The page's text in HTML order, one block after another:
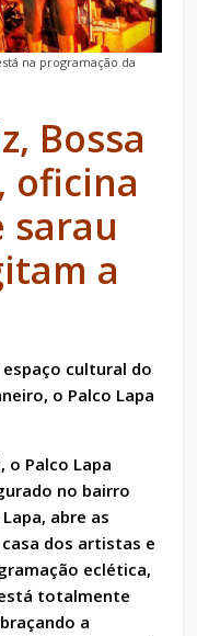
na programação da
Bossa
oficina
sarau
a
cultural do
o Palco Lapa
o Palco Lapa
no bairro
abre as
dos artistas e
eclética,
totalmente
a